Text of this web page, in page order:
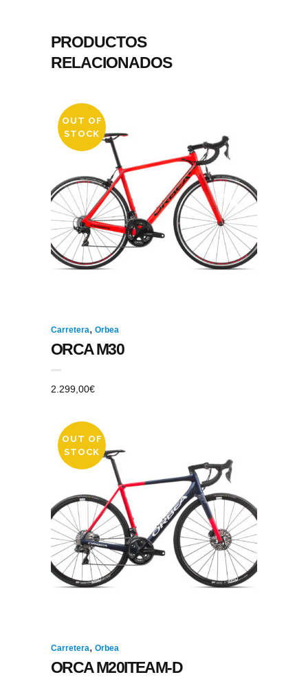
PRODUCTOS
RELACIONADOS
OUT OF
STOCK
Carretera, Orbea
ORCA M30
2.299,00€
OUT OF
STOCK
Carretera, Orbea
ORCA M20ITEAM-D